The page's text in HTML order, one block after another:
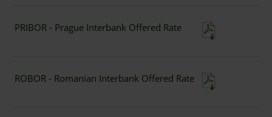
PRIBOR - Prague Interbank Offered Rate
ROBOR - Romanian Interbank Offered Rate